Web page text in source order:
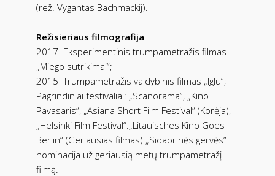
(rež. Vygantas Bachmackij).
Režisieriaus filmografija
2017 Eksperimentinis trumpametražis filmas
„Miego sutrikimai“;
2015 Trumpametražis vaidybinis filmas „Iglu“;
Pagrindiniai festivaliai: „Scanorama“, „Kino
Pavasaris“, „Asiana Short Film Festival“ (Korėja),
„Helsinki Film Festival“.„Litauisches Kino Goes
Berlin“ (Geriausias filmas) „Sidabrinės gervės”
nominacija už geriausią metų trumpametražį
filmą.